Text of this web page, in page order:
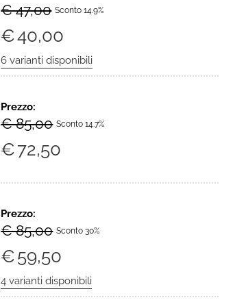
€ 47,00 Sconto 14.9%
€40,00
Prezzo:
€ 85,00 Sconto 14.7%
€72,50
Prezzo:
€ 85,00 Sconto 30%
€59,50